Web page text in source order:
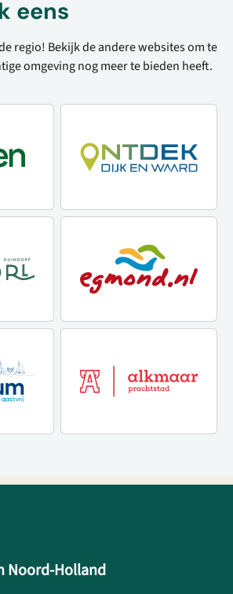
eens
regio! Bekijk de andere websites om te
omgeving nog meer te bieden heeft.
Noord-Holland